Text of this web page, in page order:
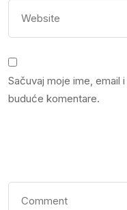
Sačuvaj moje ime, email
buduće komentare.